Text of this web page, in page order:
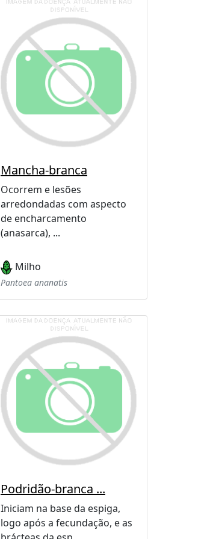
Mancha-branca
Ocorrem e lesões
arredondadas com aspecto
de encharcamento
(anasarca), ...
Milho
Pantoea ananatis
Podridão-branca ...
Iniciam na base da espiga,
logo após a fecundação, e as